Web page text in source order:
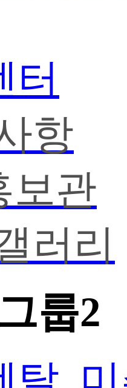
항
보관
러리
룹2